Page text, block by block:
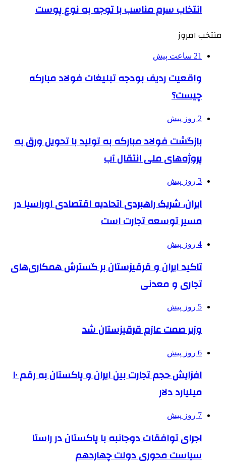
انتخاب سرم مناسب با توجه به نوع پوست
منتخب امروز
21 ساعت پیش
واقعیت ردیف بودجه تبلیغات فولاد مبارکه
چیست؟
2 روز پیش
بازگشت فولاد مبارکه به تولید با تحویل ورق به
پروژه‌های ملی انتقال آب
3 روز پیش
ایران، شریک راهبردی اتحادیه اقتصادی اوراسیا در
مسیر توسعه تجارت است
4 روز پیش
تاکید ایران و قرقیزستان بر گسترش همکاری‌های
تجاری و معدنی
5 روز پیش
وزیر صمت عازم قرقیزستان شد
6 روز پیش
افزایش حجم تجارت بین ایران و پاکستان به رقم ۱۰
میلیارد دلار
7 روز پیش
اجرای توافقات دوجانبه با پاکستان در راستا
سیاست محوری دولت چهاردهم